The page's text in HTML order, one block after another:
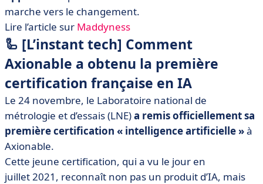
marche vers le changement.
Lire l’article sur Maddyness
🦾 [L’instant tech] Comment
Axionable a obtenu la première
certification française en IA
Le 24 novembre, le Laboratoire national de
métrologie et d’essais (LNE)a remis officiellement sa
première certification « intelligence artificielle »à
Axionable.
Cette jeune certification, qui a vu le jour en
juillet 2021, reconnaît non pas un produit d’IA, mais